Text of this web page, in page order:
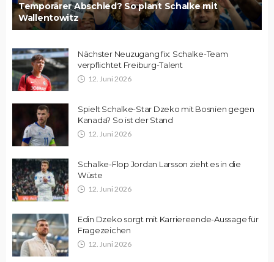
Temporärer Abschied? So plant Schalke mit
Wallentowitz
Nächster Neuzugang fix: Schalke-Team
verpflichtet Freiburg-Talent
12. Juni 2026
Spielt Schalke-Star Dzeko mit Bosnien gegen
Kanada? So ist der Stand
12. Juni 2026
Schalke-Flop Jordan Larsson zieht es in die
Wüste
12. Juni 2026
Edin Dzeko sorgt mit Karriereende-Aussage für
Fragezeichen
12. Juni 2026